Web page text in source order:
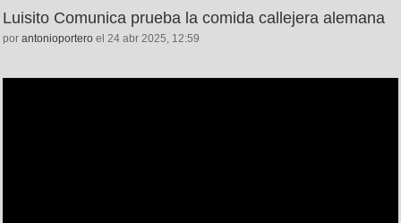
Luisito Comunica prueba la comida callejera alemana
por antonioportero el 24 abr 2025, 12:59